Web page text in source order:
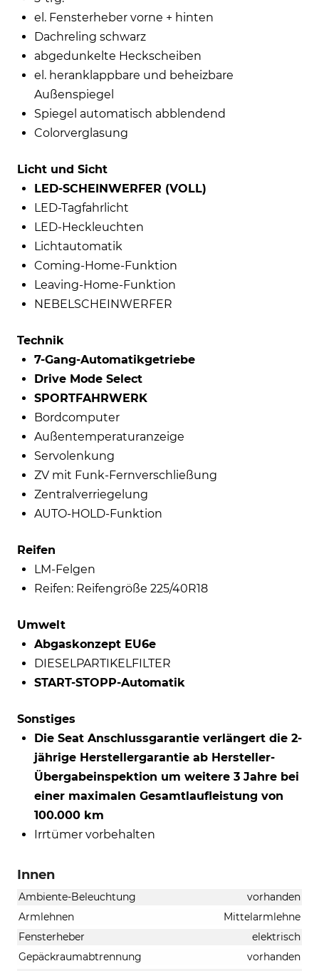
el. Fensterheber vorne + hinten
Dachreling schwarz
abgedunkelte Heckscheiben
el. heranklappbare und beheizbare
Außenspiegel
Spiegel automatisch abblendend
Colorverglasung
Licht und Sicht
LED-SCHEINWERFER (VOLL)
LED-Tagfahrlicht
LED-Heckleuchten
Lichtautomatik
Coming-Home-Funktion
Leaving-Home-Funktion
NEBELSCHEINWERFER
Technik
7-Gang-Automatikgetriebe
Drive Mode Select
SPORTFAHRWERK
Bordcomputer
Außentemperaturanzeige
Servolenkung
ZV mit Funk-Fernverschließung
Zentralverriegelung
AUTO-HOLD-Funktion
Reifen
LM-Felgen
Reifen: Reifengröße 225/40R18
Umwelt
Abgaskonzept EU6e
DIESELPARTIKELFILTER
START-STOPP-Automatik
Sonstiges
Die Seat Anschlussgarantie verlängert die 2-
jährige Herstellergarantie ab Hersteller-
Übergabeinspektion um weitere 3 Jahre bei
einer maximalen Gesamtlaufleistung von
100.000 km
Irrtümer vorbehalten
Innen
Ambiente-Beleuchtung
vorhanden
Armlehnen
Mittelarmlehne
Fensterheber
elektrisch
Gepäckraumabtrennung
vorhanden